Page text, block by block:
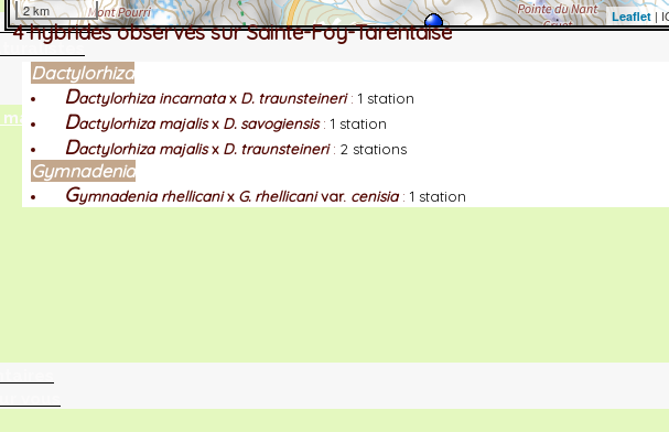
?
2 km Leaflet |
4 hybrides observés sur Sainte-Foy-Tarentaise
Dactylorhiza
Dactylorhiza incarnatax D. traunsteineri: 1 station
Dactylorhiza majalisx D. savogiensis: 1 station
Dactylorhiza majalisx D. traunsteineri: 2 stations
Gymnadenia
Gymnadenia rhellicanix G. rhellicanivar. cenisia: 1 station